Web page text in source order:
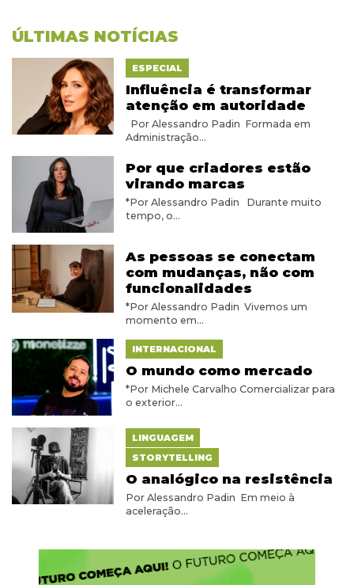
ÚLTIMAS NOTÍCIAS
ESPECIAL
Influência é transformar
atenção em autoridade
Por Alessandro Padin Formada em
Administração...
Por que criadores estão
virando marcas
*Por Alessandro Padin Durante muito
tempo, o...
As pessoas se conectam
com mudanças, não com
funcionalidades
*Por Alessandro Padin Vivemos um
momento em...
INTERNACIONAL
O mundo como mercado
*Por Michele Carvalho Comercializar para
o exterior...
LINGUAGEM
STORYTELLING
O analógico na resistência
Por Alessandro Padin Em meio à
aceleração...